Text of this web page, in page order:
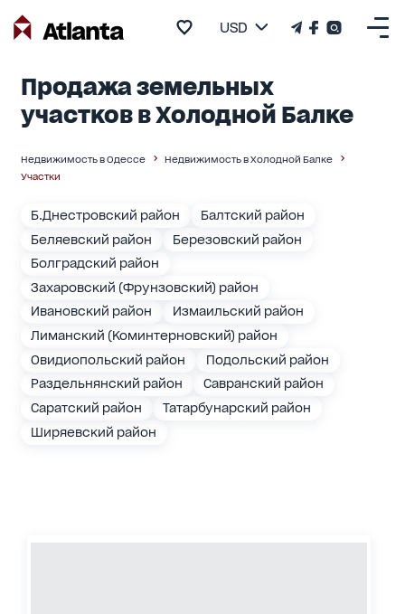
USD
Продажа земельных
участков в Холодной Балке
Недвижимость в Одессе
Недвижимость в Холодной Балке
Участки
Б.Днестровский район
Балтский район
Беляевский район
Березовский район
Болградский район
Захаровский (Фрунзовский) район
Ивановский район
Измаильский район
Лиманский (Коминтерновский) район
Овидиопольский район
Подольский район
Раздельнянский район
Савранский район
Саратский район
Татарбунарский район
Ширяевский район